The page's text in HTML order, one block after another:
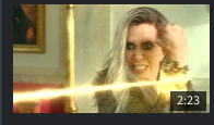
2:23